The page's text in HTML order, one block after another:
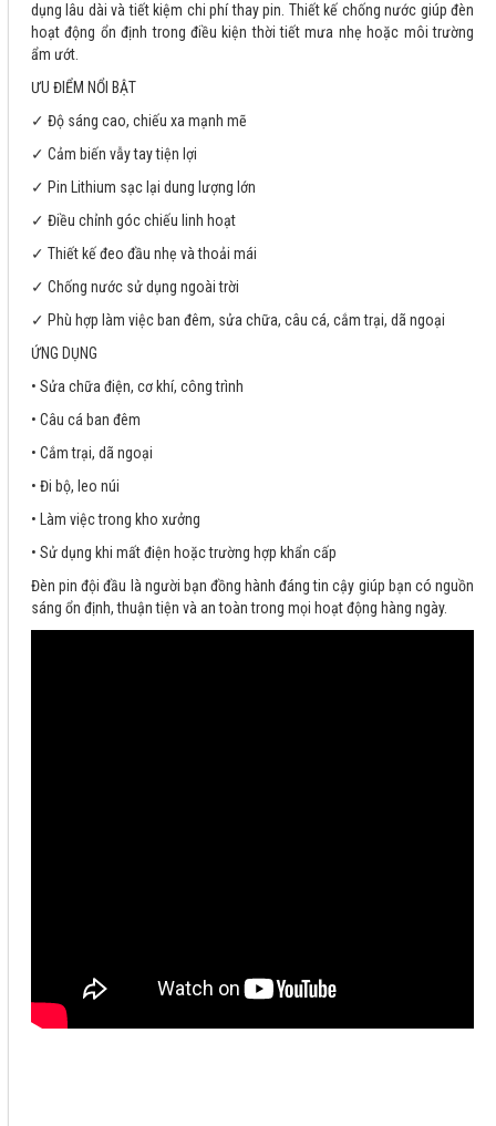
dụng lâu dài và tiết kiệm chi phí thay pin. Thiết kế chống nước giúp đèn
hoạt động ổn định trong điều kiện thời tiết mưa nhẹ hoặc môi trường
ẩm ướt.
ƯU ĐIỂM NỔI BẬT
✓ Độ sáng cao, chiếu xa mạnh mẽ
✓ Cảm biến vẫy tay tiện lợi
✓ Pin Lithium sạc lại dung lượng lớn
✓ Điều chỉnh góc chiếu linh hoạt
✓ Thiết kế đeo đầu nhẹ và thoải mái
✓ Chống nước sử dụng ngoài trời
✓ Phù hợp làm việc ban đêm, sửa chữa, câu cá, cắm trại, dã ngoại
ỨNG DỤNG
• Sửa chữa điện, cơ khí, công trình
• Câu cá ban đêm
• Cắm trại, dã ngoại
• Đi bộ, leo núi
• Làm việc trong kho xưởng
• Sử dụng khi mất điện hoặc trường hợp khẩn cấp
Đèn pin đội đầu là người bạn đồng hành đáng tin cậy giúp bạn có nguồn
sáng ổn định, thuận tiện và an toàn trong mọi hoạt động hàng ngày.